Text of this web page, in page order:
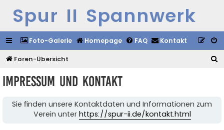
Spur II Spannwerk
Foto-Galerie Homepage FAQ Kontakt
Foren-Übersicht
Impressum und Kontakt
Sie finden unsere Kontaktdaten und Informationen zum
Verein unter https://spur-ii.de/kontakt.html